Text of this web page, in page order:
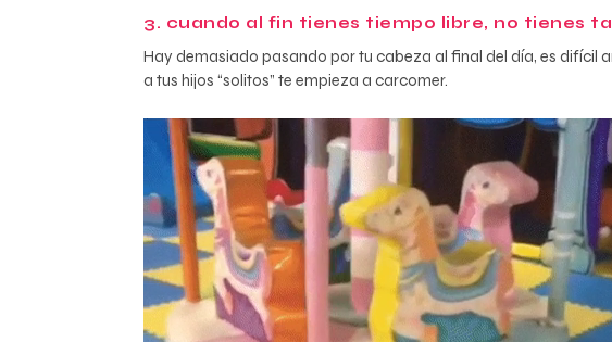
3. cuando al fin tienes tiempo libre, no tienes
Hay demasiado pasando por tu cabeza al final del día, es difícil
a tus hijos “solitos” te empieza a carcomer.